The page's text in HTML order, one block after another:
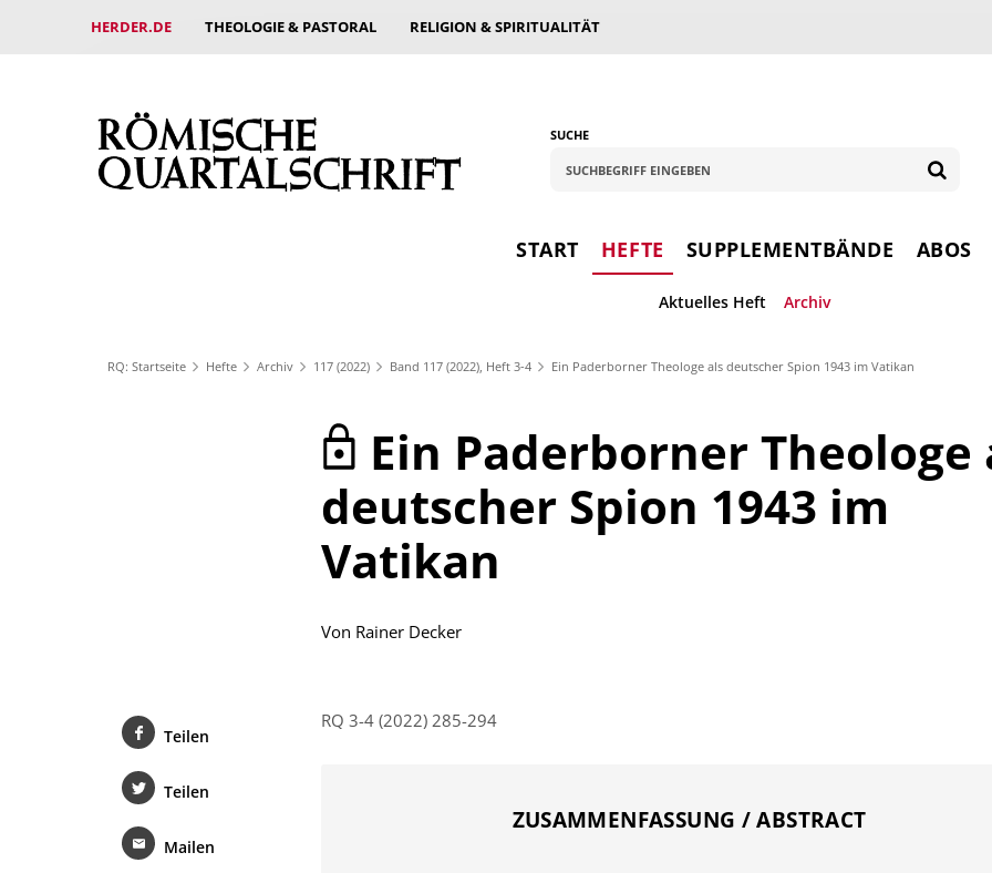
HERDER.DE THEOLOGIE & PASTORAL RELIGION & SPIRITUALITÄT
SUCHE
START HEFTE SUPPLEMENTBÄNDE ABOS
Aktuelles Heft Archiv
RQ: Startseite Hefte Archiv 117 (2022) Band 117 (2022), Heft 3-4 Ein Paderborner Theologe als deutscher Spion 1943 im Vatikan
Ein Paderborner Theologe
deutscher Spion 1943 im
Vatikan
Von Rainer Decker
RQ 3-4 (2022) 285-294
ZUSAMMENFASSUNG / ABSTRACT
Teilen
Teilen
Mailen